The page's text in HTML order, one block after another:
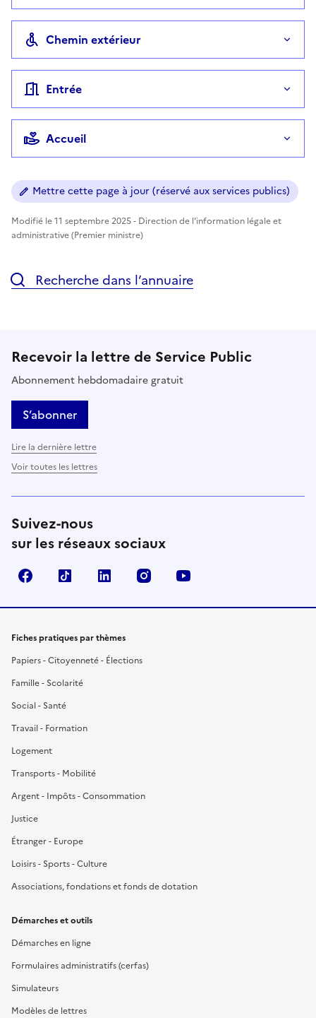
Chemin extérieur
Entrée
Accueil
Mettre cette page à jour (réservé aux services publics)
Modifié le 11 septembre 2025 - Direction de l'information légale et
administrative (Premier ministre)
Recherche dans l’annuaire
Recevoir la lettre de Service Public
Abonnement hebdomadaire gratuit
S’abonner
Lire la dernière lettre
Voir toutes les lettres
Suivez-nous
sur les réseaux sociaux
FacebookTikTok LinkedIn Instagram
Fiches pratiques par thèmes
Papiers - Citoyenneté - Élections
Famille - Scolarité
Social - Santé
Travail - Formation
Logement
Transports - Mobilité
Argent - Impôts - Consommation
Justice
Étranger - Europe
Loisirs - Sports - Culture
Associations, fondations et fonds de dotation
Démarches et outils
Démarches en ligne
Formulaires administratifs (cerfas)
Simulateurs
Modèles de lettres